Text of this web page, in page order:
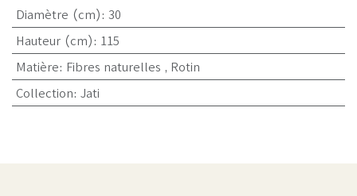
Diamètre (cm): 30
Hauteur (cm): 115
Matière: Fibres naturelles , Rotin
Collection: Jati